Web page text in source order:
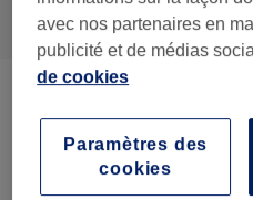
Beauté Des Pieds 5 )
avec nos partenaires en
publicité et de médias
de cookies
Paramètres des
cookies